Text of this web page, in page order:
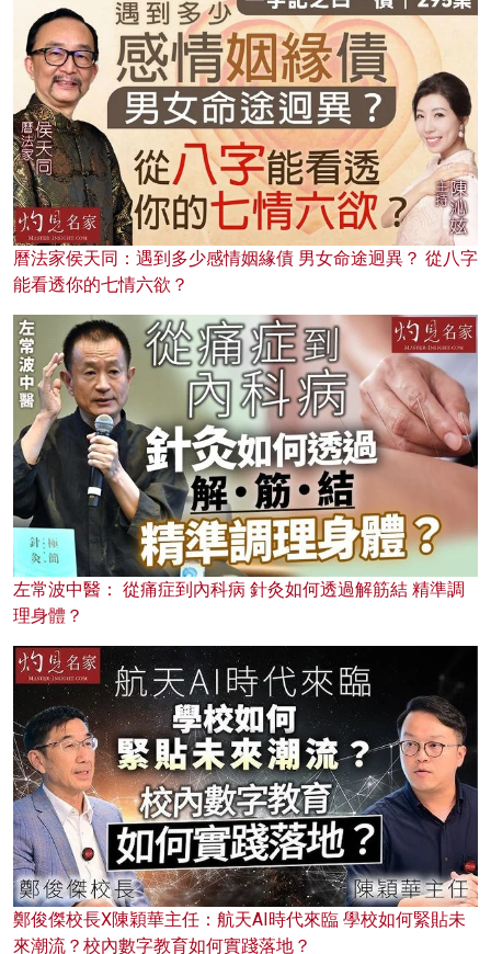
曆法家侯天同：遇到多少感情姻緣債 男女命途迥異？ 從八字
能看透你的七情六欲？
左常波中醫： 從痛症到內科病 針灸如何透過解筋結 精準調
理身體？
鄭俊傑校長X陳穎華主任：航天AI時代來臨 學校如何緊貼未
來潮流？校內數字教育如何實踐落地？